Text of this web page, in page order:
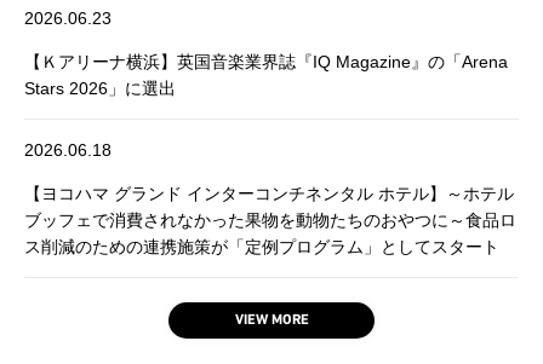
2026.06.23
【Ｋアリーナ横浜】英国音楽業界誌『IQ Magazine』の「Arena
Stars 2026」に選出
2026.06.18
【ヨコハマ グランド インターコンチネンタル ホテル】～ホテル
ブッフェで消費されなかった果物を動物たちのおやつに～食品ロ
ス削減のための連携施策が「定例プログラム」としてスタート
VIEW MORE